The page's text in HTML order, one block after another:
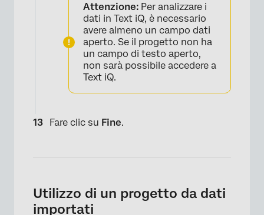
Attenzione: Per analizzare i
dati in Text iQ, è necessario
avere almeno un campo dati
aperto. Se il progetto non ha
un campo di testo aperto,
non sarà possibile accedere a
Text iQ.
Fare clic su Fine.
Utilizzo di un progetto da dati
importati